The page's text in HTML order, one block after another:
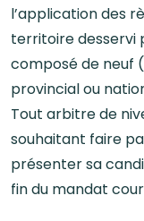
l’application des
territoire desservi
composé de neuf
provincial ou
Tout arbitre de
souhaitant faire
présenter sa
fin du mandat